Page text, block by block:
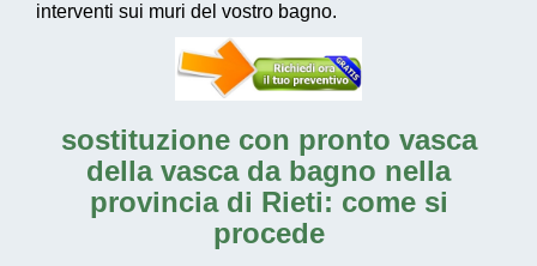
interventi sui muri del vostro bagno.
sostituzione con pronto vasca
della vasca da bagno nella
provincia di Rieti: come si
procede